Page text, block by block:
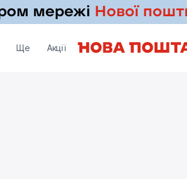
Ще Акції